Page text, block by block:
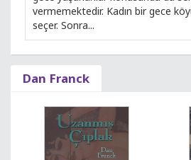
vermemektedir. Kadın bir gece
seçer. Sonra...
Dan Franck